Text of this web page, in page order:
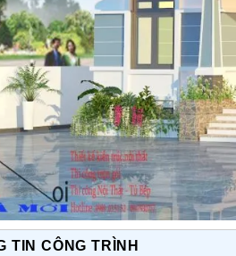
TIN CÔNG TRÌNH